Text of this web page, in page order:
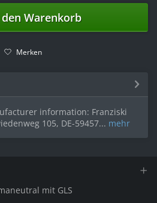
Warenkorb
Merken
information: Franziski
105, DE-59457... mehr
mit GLS